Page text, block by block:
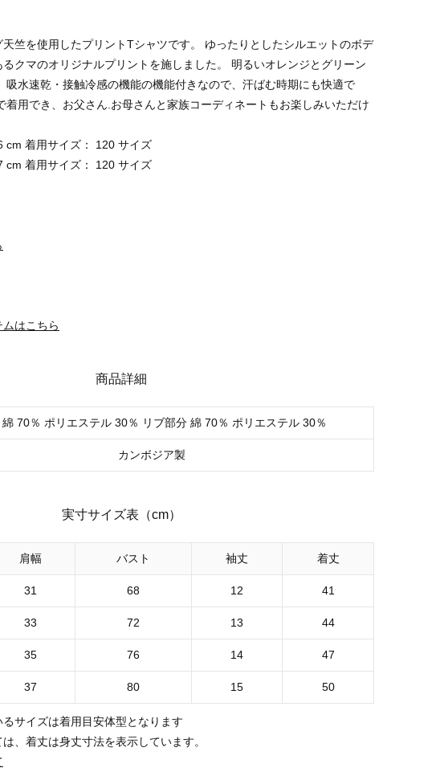
竺を使用したプリントTシャツです。 ゆったりとしたシルエットのボデ
クマのオリジナルプリントを施しました。 明るいオレンジとグリーン
吸水速乾・接触冷感の機能の機能付きなので、汗ばむ時期にも快適で
着用でき、お父さん.お母さんと家族コーディネートもお楽しみいただけ
cm 着用サイズ： 120 サイズ
cm 着用サイズ： 120 サイズ
はこちら
商品詳細
70％ ポリエステル 30％ リブ部分 綿 70％ ポリエステル 30％
カンボジア製
実寸サイズ表（cm）
肩幅 バスト 袖丈 着丈
31 68 12 41
33 72 13 44
35 76 14 47
37 80 15 50
サイズは着用目安体型となります
、着丈は身丈寸法を表示しています。